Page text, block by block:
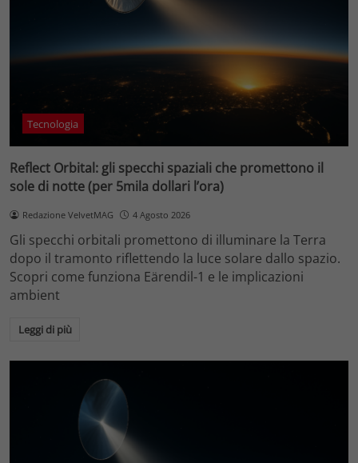
Tecnologia
Reflect Orbital: gli specchi spaziali che promettono il
sole di notte (per 5mila dollari l’ora)
Redazione VelvetMAG 4 Agosto 2026
Gli specchi orbitali promettono di illuminare la Terra
dopo il tramonto riflettendo la luce solare dallo spazio.
Scopri come funziona Eärendil-1 e le implicazioni
ambient
Leggi di più